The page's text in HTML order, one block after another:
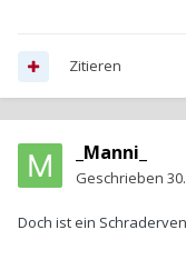
Zitieren
_Manni_
Geschrieben
Doch ist ein